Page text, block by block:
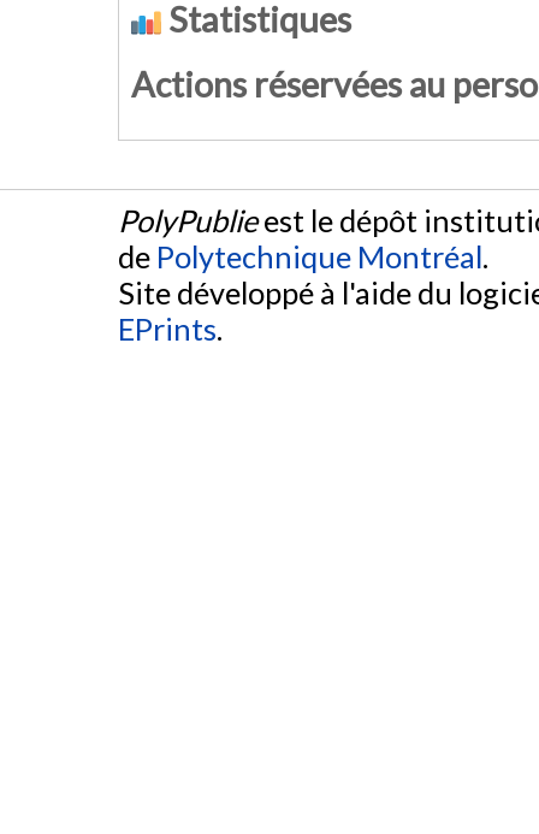
Statistiques
Actions réservées au
PolyPublieest le dépôt
de Polytechnique Montréal.
Site développé à l'aide du
EPrints.